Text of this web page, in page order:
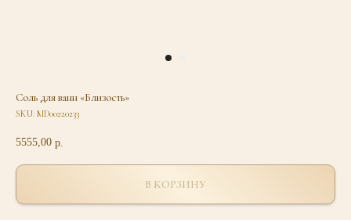
Соль для ванн «Близость»
SKU: MD00220233
5555,00 р.
В КОРЗИНУ